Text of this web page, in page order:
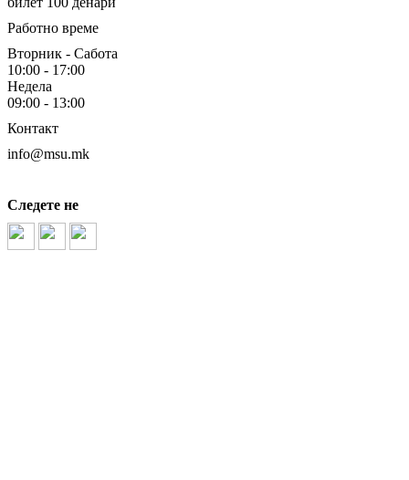
Работно време
Вторник - Сабота
10:00 - 17:00
Недела
09:00 - 13:00
Контакт
info@msu.mk
Следете не